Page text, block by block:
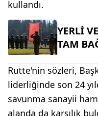
kullandı.
YERLİ
TAM
Rutte'nin sözleri,
liderliğinde son 24
savunma sanayii
alanda da karşılık